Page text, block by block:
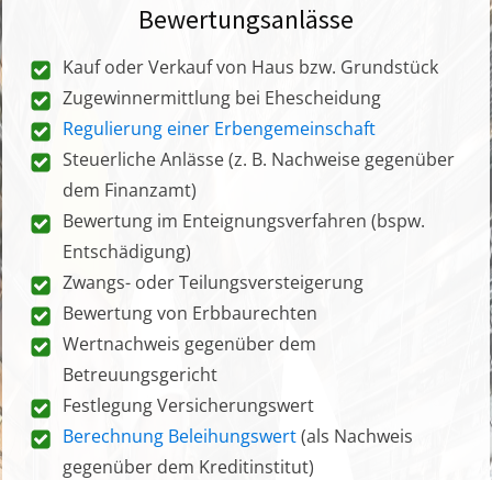
Bewertungsanlässe
Kauf oder Verkauf von Haus bzw. Grundstück
Zugewinnermittlung bei Ehescheidung
Regulierung einer Erbengemeinschaft
Steuerliche Anlässe (z. B. Nachweise gegenüber
dem Finanzamt)
Bewertung im Enteignungsverfahren (bspw.
Entschädigung)
Zwangs- oder Teilungsversteigerung
Bewertung von Erbbaurechten
Wertnachweis gegenüber dem
Betreuungsgericht
Festlegung Versicherungswert
Berechnung Beleihungswert(als Nachweis
gegenüber dem Kreditinstitut)